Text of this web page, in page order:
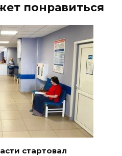
понравиться
стартовал